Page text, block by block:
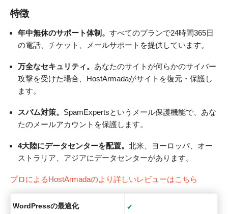
特徴
年中無休のサポート体制。 すべてのプランで24時間365日
の電話、チケット、メールサポートを提供しています。
万全なセキュリティ。 あなたのサイトが何らかのサイバー
攻撃を受けた場合、HostArmadaがサイトを復元・保護し
ます。
スパム対策。 SpamExpertsというメール保護機能で、あな
たのメールアカウントを保護します。
4大陸にデータセンターを配置。 北米、ヨーロッパ、オー
ストラリア、アジアにデータセンターがあります。
プロによるHostArmadaのより詳しいレビューはこちら
WordPressの最適化 ✔